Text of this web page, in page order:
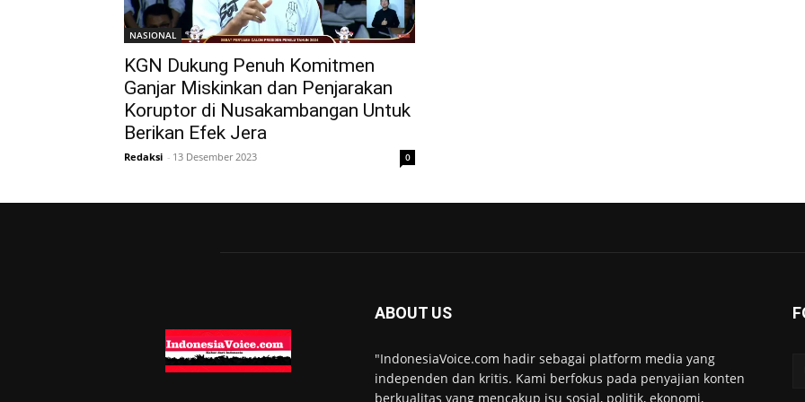
NASIONAL
KGN Dukung Penuh Komitmen
Ganjar Miskinkan dan Penjarakan
Koruptor di Nusakambangan Untuk
Berikan Efek Jera
Redaksi - 13 Desember 2023 0
ABOUT US
"IndonesiaVoice.com hadir sebagai platform media yang
independen dan kritis. Kami berfokus pada penyajian konten
berkualitas yang mencakup isu sosial, politik, ekonomi,